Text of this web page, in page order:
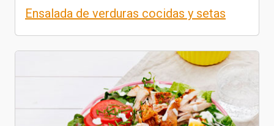
Ensalada de verduras cocidas y setas